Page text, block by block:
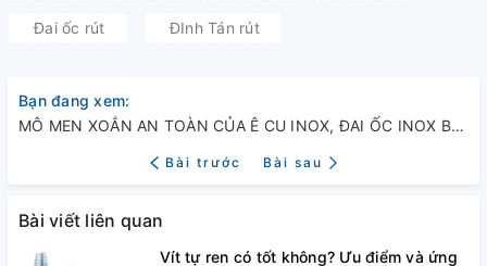
Đai ốc rút ĐInh Tán rút
Bạn đang xem:
MÔ MEN XOẮN AN TOÀN CỦA Ê CU INOX, ĐAI ỐC INOX BẠN NÊN BIẾT
Bài trước Bài sau
Bài viết liên quan
Vít tự ren có tốt không? Ưu điểm và ứng